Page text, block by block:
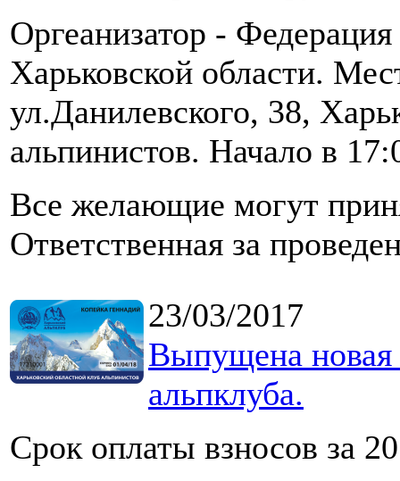
Оргеанизатор -
Харьковской области.
ул.Данилевского, 38,
альпинистов. Начало в
Все желающие могут
Ответственная за
23/03/2017
Выпущена новая
альпклуба.
Срок оплаты взносов за